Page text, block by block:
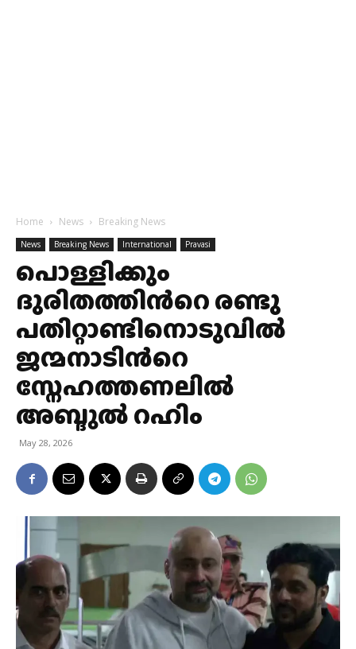
Home News Breaking News
News Breaking News International Pravasi
പൊള്ളിക്കും
ദുരിതത്തിന്‍റെ രണ്ടു
പതിറ്റാണ്ടിനൊടുവില്‍
ജന്മനാടിന്‍റെ
സ്നേഹത്തണലില്‍
അബ്ദുല്‍ റഹിം
May 28, 2026